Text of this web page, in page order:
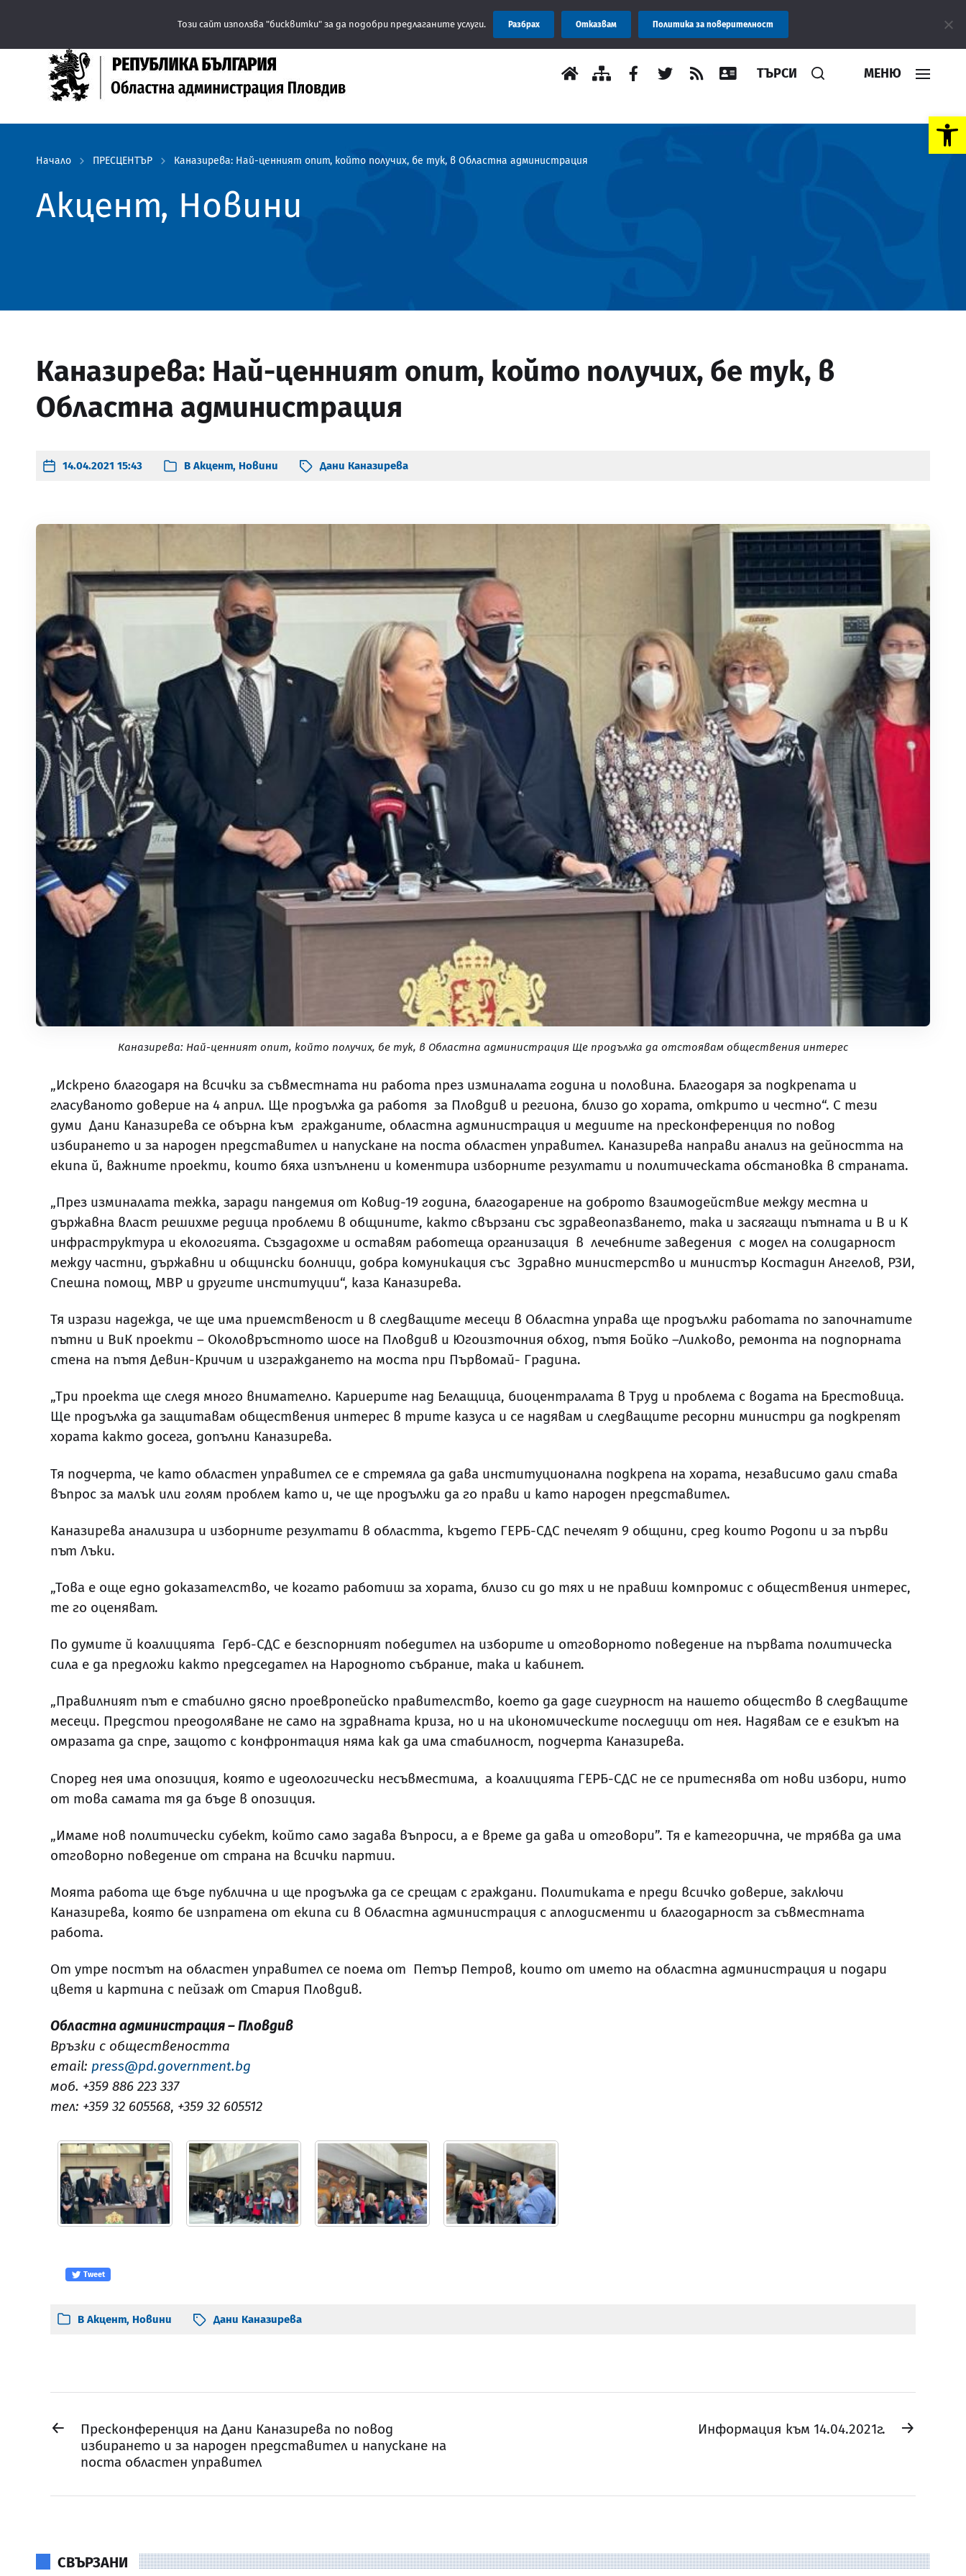
Open toolbar
Съобщение: Областна администрация Пловдив препоръчва
ТЪРСИ МЕНЮ
Начало ПРЕСЦЕНТЪР Каназирева: Най-ценният опит, който получих, бе тук, в Областна администрация
Акцент, Новини
Каназирева: Най-ценният опит, който получих, бе тук, в
Областна администрация
14.04.2021 15:43 В Акцент, Новини Дани Каназирева
Каназирева: Най-ценният опит, който получих, бе тук, в Областна администрация Ще продължа да отстоявам обществения интерес
„Искрено благодаря на всички за съвместната ни работа през изминалата година и половина. Благодаря за подкрепата и
гласуваното доверие на 4 април. Ще продължа да работя за Пловдив и региона, близо до хората, открито и честно“. С тези
думи Дани Каназирева се обърна към гражданите, областна администрация и медиите на пресконференция по повод
избирането и за народен представител и напускане на поста областен управител. Каназирева направи анализ на дейността на
екипа й, важните проекти, които бяха изпълнени и коментира изборните резултати и политическата обстановка в страната.
„През изминалата тежка, заради пандемия от Ковид-19 година, благодарение на доброто взаимодействие между местна и
държавна власт решихме редица проблеми в общините, както свързани със здравеопазването, така и засягащи пътната и В и К
инфраструктура и екологията. Създадохме и оставям работеща организация в лечебните заведения с модел на солидарност
между частни, държавни и общински болници, добра комуникация със Здравно министерство и министър Костадин Ангелов, РЗИ,
Спешна помощ, МВР и другите институции“, каза Каназирева.
Тя изрази надежда, че ще има приемственост и в следващите месеци в Областна управа ще продължи работата по започнатите
пътни и ВиК проекти – Околовръстното шосе на Пловдив и Югоизточния обход, пътя Бойко –Лилково, ремонта на подпорната
стена на пътя Девин-Кричим и изграждането на моста при Първомай- Градина.
„Три проекта ще следя много внимателно. Кариерите над Белащица, биоцентралата в Труд и проблема с водата на Брестовица.
Ще продължа да защитавам обществения интерес в трите казуса и се надявам и следващите ресорни министри да подкрепят
хората както досега, допълни Каназирева.
Тя подчерта, че като областен управител се е стремяла да дава институционална подкрепа на хората, независимо дали става
въпрос за малък или голям проблем като и, че ще продължи да го прави и като народен представител.
Каназирева анализира и изборните резултати в областта, където ГЕРБ-СДС печелят 9 общини, сред които Родопи и за първи
път Лъки.
„Това е още едно доказателство, че когато работиш за хората, близо си до тях и не правиш компромис с обществения интерес,
те го оценяват.
По думите й коалицията Герб-СДС е безспорният победител на изборите и отговорното поведение на първата политическа
сила е да предложи както председател на Народното събрание, така и кабинет.
„Правилният път е стабилно дясно проевропейско правителство, което да даде сигурност на нашето общество в следващите
месеци. Предстои преодоляване не само на здравната криза, но и на икономическите последици от нея. Надявам се е езикът на
омразата да спре, защото с конфронтация няма как да има стабилност, подчерта Каназирева.
Според нея има опозиция, която е идеологически несъвместима, а коалицията ГЕРБ-СДС не се притеснява от нови избори, нито
от това самата тя да бъде в опозиция.
„Имаме нов политически субект, който само задава въпроси, а е време да дава и отговори”. Тя е категорична, че трябва да има
отговорно поведение от страна на всички партии.
Моята работа ще бъде публична и ще продължа да се срещам с граждани. Политиката е преди всичко доверие, заключи
Каназирева, която бе изпратена от екипа си в Областна администрация с аплодисменти и благодарност за съвместната
работа.
От утре постът на областен управител се поема от Петър Петров, които от името на областна администрация и подари
цветя и картина с пейзаж от Стария Пловдив.
Областна администрация – Пловдив
Връзки с обществеността
email: press@pd.government.bg
моб. +359 886 223 337
тел: +359 32 605568, +359 32 605512
Tweet
В Акцент, Новини Дани Каназирева
←
Пресконференция на Дани Каназирева по повод
избирането и за народен представител и напускане на
поста областен управител
→
Информация към 14.04.2021г.
СВЪРЗАНИ
Този сайт използва "бисквитки" за да подобри предлаганите услуги. Разбрах Отказвам Политика за поверителност